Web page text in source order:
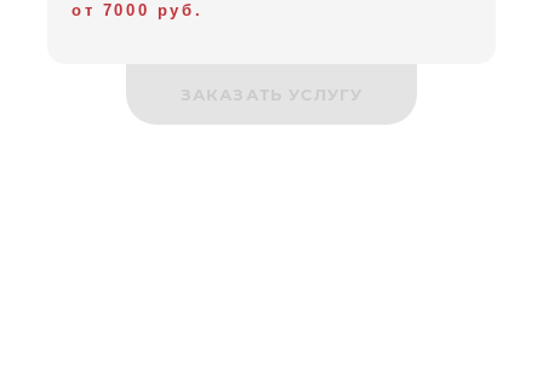
от 7000 руб.
ЗАКАЗАТЬ УСЛУГУ